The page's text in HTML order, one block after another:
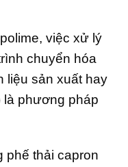
việc xử lý
chuyển hóa
liệu sản xuất hay
là phương pháp
phế thải capron